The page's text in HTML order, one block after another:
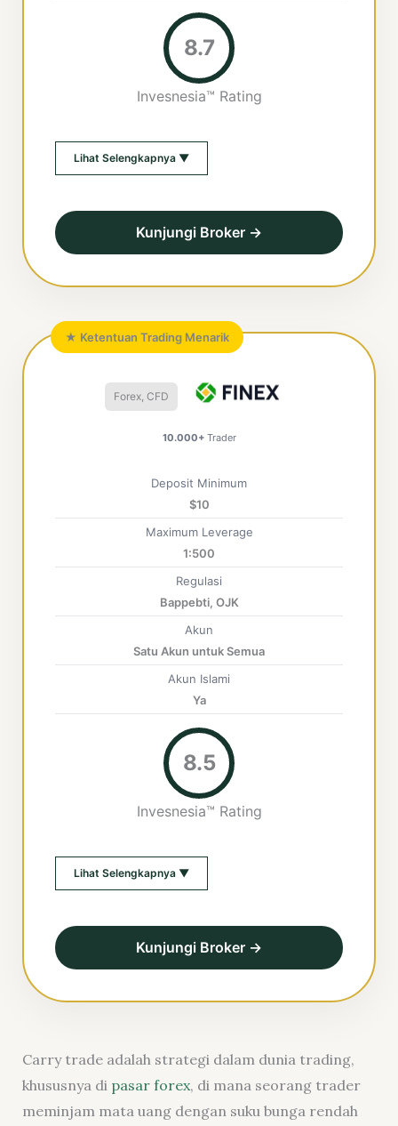
8.7
Invesnesia™ Rating
Lihat Selengkapnya ▼
Kunjungi Broker →
★ Ketentuan Trading Menarik
Forex, CFD
10.000+Trader
Deposit Minimum
$10
Maximum Leverage
1:500
Regulasi
Bappebti, OJK
Akun
Satu Akun untuk Semua
Akun Islami
Ya
8.5
Invesnesia™ Rating
Lihat Selengkapnya ▼
Kunjungi Broker →
Carry trade adalah strategi dalam dunia trading,
khususnya di pasar forex, di mana seorang trader
meminjam mata uang dengan suku bunga rendah